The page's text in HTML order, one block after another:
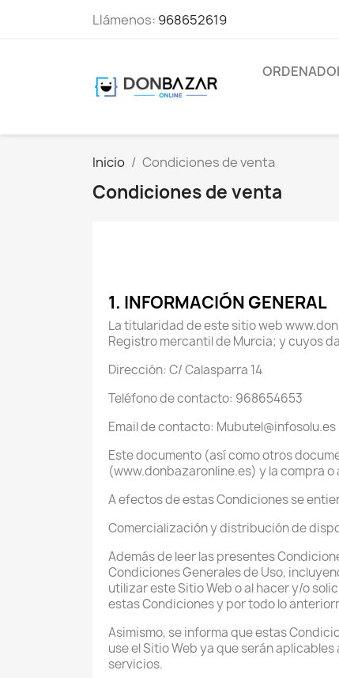
Llámenos: 968652619
Inicio Condiciones de venta
Condiciones de venta
1. INFORMACIÓN GENERAL
La titularidad de este sitio web
Registro mercantil de Murcia; y cuyos
Dirección: C/ Calasparra 14
Teléfono de contacto: 968654653
Email de contacto: Mubutel@infosolu.es
Este documento (así como otros
(www.donbazaronline.es) y la compra
A efectos de estas Condiciones se
Comercialización y distribución de
Además de leer las presentes
Condiciones Generales de Uso,
utilizar este Sitio Web o al hacer y/o
estas Condiciones y por todo lo
Asimismo, se informa que estas
use el Sitio Web ya que serán
servicios.